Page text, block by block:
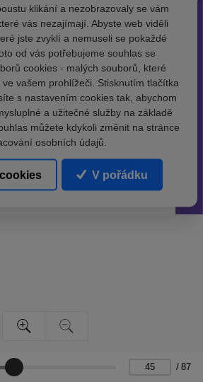
/ 87
klikání a nezobrazovaly se vám
vás nezajímají. Abyste web viděli
jste zvyklí a nemuseli se pokaždé
od vás potřebujeme souhlas se
cookies - malých souborů, které
vašem prohlížeči. Stisknutím tlačítka
s nastavením cookies tak, abychom
a užitečné služby na základě
můžete kdykoli změnit na stránce
osobních údajů.
V pořádku